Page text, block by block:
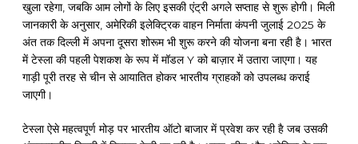
खुला रहेगा, जबकि आम लोगों के लिए इसकी एंट्री अगले सप्ताह से शुरू होगी। मिली
जानकारी के अनुसार, अमेरिकी इलेक्ट्रिक वाहन निर्माता कंपनी जुलाई 2025 के
अंत तक दिल्ली में अपना दूसरा शोरूम भी शुरू करने की योजना बना रही है। भारत
में टेस्ला की पहली पेशकश के रूप में मॉडल Y को बाज़ार में उतारा जाएगा। यह
गाड़ी पूरी तरह से चीन से आयातित होकर भारतीय ग्राहकों को उपलब्ध कराई
जाएगी।
टेस्ला ऐसे महत्वपूर्ण मोड़ पर भारतीय ऑटो बाजार में प्रवेश कर रही है जब उसकी